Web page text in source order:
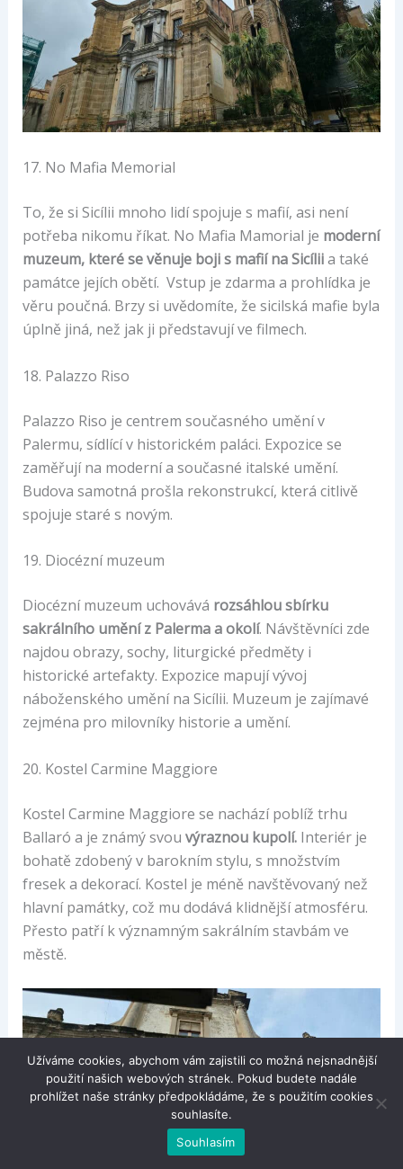
17. No Mafia Memorial
To, že si Sicílii mnoho lidí spojuje s mafií, asi není
potřeba nikomu říkat. No Mafia Mamorial je moderní
muzeum, které se věnuje boji s mafií na Sicíliia také
památce jejích obětí. Vstup je zdarma a prohlídka je
věru poučná. Brzy si uvědomíte, že sicilská mafie byla
úplně jiná, než jak ji představují ve filmech.
18. Palazzo Riso
Palazzo Riso je centrem současného umění v
Palermu, sídlící v historickém paláci. Expozice se
zaměřují na moderní a současné italské umění.
Budova samotná prošla rekonstrukcí, která citlivě
spojuje staré s novým.
19. Diocézní muzeum
Diocézní muzeum uchovává rozsáhlou sbírku
sakrálního umění z Palerma a okolí. Návštěvníci zde
najdou obrazy, sochy, liturgické předměty i
historické artefakty. Expozice mapují vývoj
náboženského umění na Sicílii. Muzeum je zajímavé
zejména pro milovníky historie a umění.
20. Kostel Carmine Maggiore
Kostel Carmine Maggiore se nachází poblíž trhu
Ballaró a je známý svou výraznou kupolí.Interiér je
bohatě zdobený v barokním stylu, s množstvím
fresek a dekorací. Kostel je méně navštěvovaný než
hlavní památky, což mu dodává klidnější atmosféru.
Přesto patří k významným sakrálním stavbám ve
městě.
Užíváme cookies, abychom vám zajistili co možná nejsnadnější
použití našich webových stránek. Pokud budete nadále
prohlížet naše stránky předpokládáme, že s použitím cookies
souhlasíte.
Souhlasím